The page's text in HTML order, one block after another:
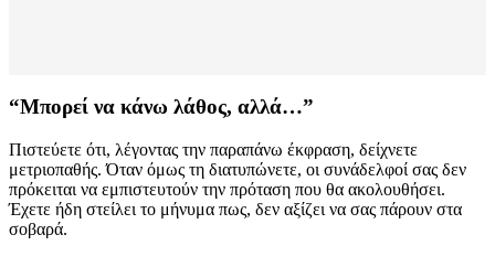
“Μπορεί να κάνω λάθος, αλλά…”
Πιστεύετε ότι, λέγοντας την παραπάνω έκφραση, δείχνετε
μετριοπαθής. Όταν όμως τη διατυπώνετε, οι συνάδελφοί σας δεν
πρόκειται να εμπιστευτούν την πρόταση που θα ακολουθήσει.
Έχετε ήδη στείλει το μήνυμα πως, δεν αξίζει να σας πάρουν στα
σοβαρά.